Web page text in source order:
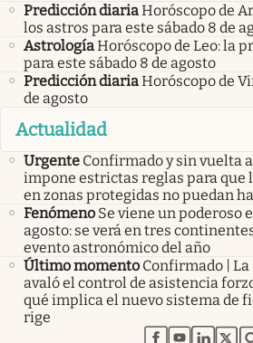
Predicción diariaHoróscopo de
los astros para este sábado 8 de
AstrologíaHoróscopo de Leo: la
para este sábado 8 de agosto
Predicción diariaHoróscopo de
de agosto
Actualidad
Urgente Confirmado y sin vuelta
impone estrictas reglas para que
en zonas protegidas no puedan
Fenómeno Se viene un poderoso
agosto: se verá en tres
evento astronómico del año
Último momento Confirmado |
avaló el control de asistencia
qué implica el nuevo sistema de
rige
abre en nueva
abre en
abre